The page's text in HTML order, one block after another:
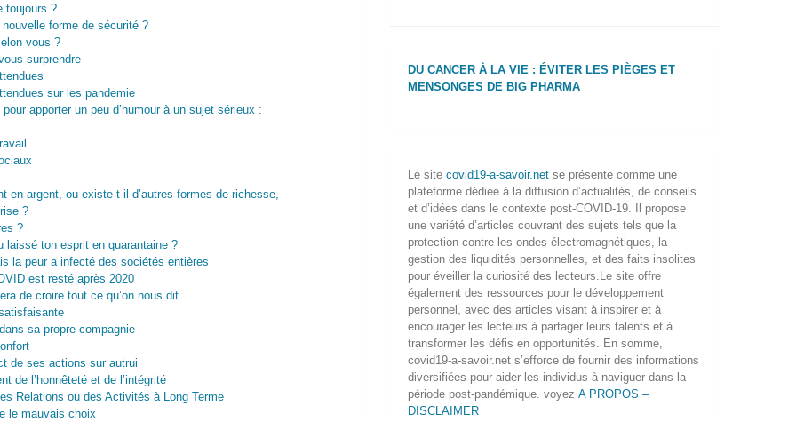
toujours ?
forme de sécurité ?
vous ?
surprendre
sur les pandemie
apporter un peu d’humour à un sujet sérieux :
en argent, ou existe-t-il d’autres formes de richesse,
?
?
laissé ton esprit en quarantaine ?
la peur a infecté des sociétés entières
est resté après 2020
de croire tout ce qu’on nous dit.
sa propre compagnie
de ses actions sur autrui
de l’honnêteté et de l’intégrité
Relations ou des Activités à Long Terme
le mauvais choix
DU CANCER À LA VIE : ÉVITER LES PIÈGES ET
MENSONGES DE BIG PHARMA
Le site covid19-a-savoir.netse présente comme une
plateforme dédiée à la diffusion d’actualités, de conseils
et d’idées dans le contexte post-COVID-19. Il propose
une variété d’articles couvrant des sujets tels que la
protection contre les ondes électromagnétiques, la
gestion des liquidités personnelles, et des faits insolites
pour éveiller la curiosité des lecteurs.Le site offre
également des ressources pour le développement
personnel, avec des articles visant à inspirer et à
encourager les lecteurs à partager leurs talents et à
transformer les défis en opportunités. En somme,
covid19-a-savoir.net s’efforce de fournir des informations
diversifiées pour aider les individus à naviguer dans la
période post-pandémique. voyez A PROPOS –
DISCLAIMER